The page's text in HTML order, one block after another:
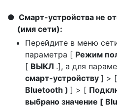
Смарт-устройства не
(имя сети):
Перейдите в меню
параметра [ Режим
[ ВЫКЛ .], а для
смарт-устройству ] > [
Bluetooth ) ] > [
выбрано значение [